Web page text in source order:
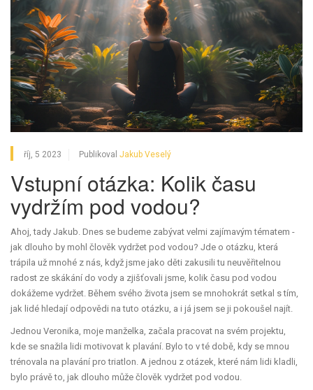
říj, 5 2023 Publikoval Jakub Veselý
Vstupní otázka: Kolik času
vydržím pod vodou?
Ahoj, tady Jakub. Dnes se budeme zabývat velmi zajímavým tématem -
jak dlouho by mohl člověk vydržet pod vodou? Jde o otázku, která
trápila už mnohé z nás, když jsme jako děti zakusili tu neuvěřitelnou
radost ze skákání do vody a zjišťovali jsme, kolik času pod vodou
dokážeme vydržet. Během svého života jsem se mnohokrát setkal s tím,
jak lidé hledají odpovědi na tuto otázku, a i já jsem se ji pokoušel najít.
Jednou Veronika, moje manželka, začala pracovat na svém projektu,
kde se snažila lidi motivovat k plavání. Bylo to v té době, kdy se mnou
trénovala na plavání pro triatlon. A jednou z otázek, které nám lidi kladli,
bylo právě to, jak dlouho může člověk vydržet pod vodou.